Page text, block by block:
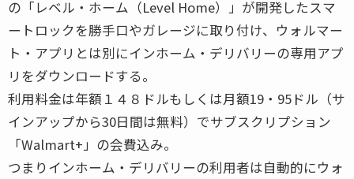
の「レベル・ホーム（Level Home）」が開発したスマ
ートロックを勝手口やガレージに取り付け、ウォルマー
ト・アプリとは別にインホーム・デリバリーの専用アプ
リをダウンロードする。
利用料金は年額１４８ドルもしくは月額19・95ドル（サ
インアップから30日間は無料）でサブスクリプション
「Walmart+」の会費込み。
つまりインホーム・デリバリーの利用者は自動的にウォ